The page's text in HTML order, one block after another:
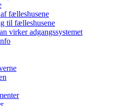
fælleshusene
til fælleshusene
virker adgangssystemet